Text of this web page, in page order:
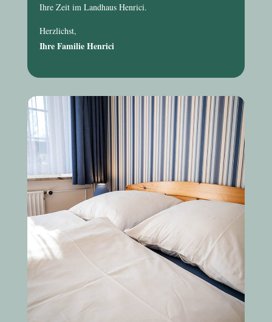
Ihre Zeit im Landhaus Henrici.
Herzlichst,
Ihre Familie Henrici